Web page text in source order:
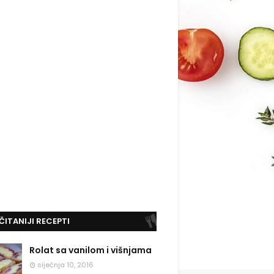
RECEPTI
Rolat sa vanilom i višnjama
siječnja 10, 2016